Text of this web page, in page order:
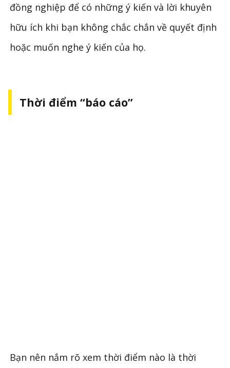
đồng nghiệp để có những ý kiến ​​và lời khuyên
hữu ích khi bạn không chắc chắn về quyết định
hoặc muốn nghe ý kiến ​​​​của họ.
Thời điểm “báo cáo”
Bạn nên nắm rõ xem thời điểm nào là thời